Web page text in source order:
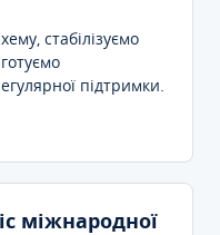
стабілізуємо
підтримки.
міжнародної